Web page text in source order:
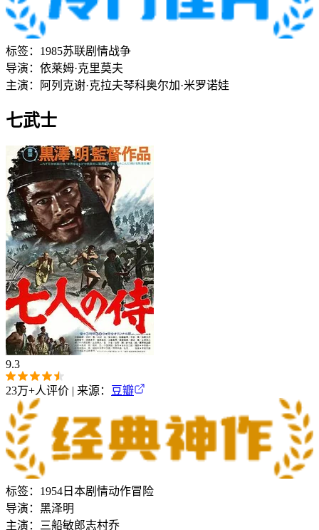
标签： 1985苏联剧情战争
导演： 依莱姆·克里莫夫
主演：
阿列克谢·克拉夫琴科奥尔加·米罗诺娃
七武士
9.3
23万+人评价 | 来源： 豆瓣
标签： 1954 日本剧情动作冒险
导演： 黑泽明
主演：
三船敏郎志村乔